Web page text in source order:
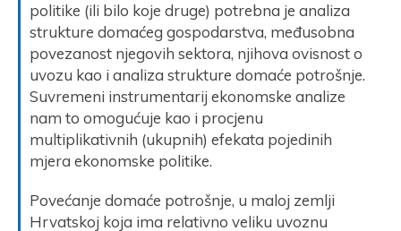
politike (ili bilo koje druge) potrebna je analiza
strukture domaćeg gospodarstva, međusobna
povezanost njegovih sektora, njihova ovisnost o
uvozu kao i analiza strukture domaće potrošnje.
Suvremeni instrumentarij ekonomske analize
nam to omogućuje kao i procjenu
multiplikativnih (ukupnih) efekata pojedinih
mjera ekonomske politike.
Povećanje domaće potrošnje, u maloj zemlji
Hrvatskoj koja ima relativno veliku uvoznu